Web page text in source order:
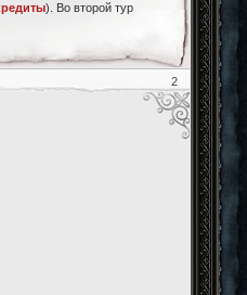
). Во второй тур
2